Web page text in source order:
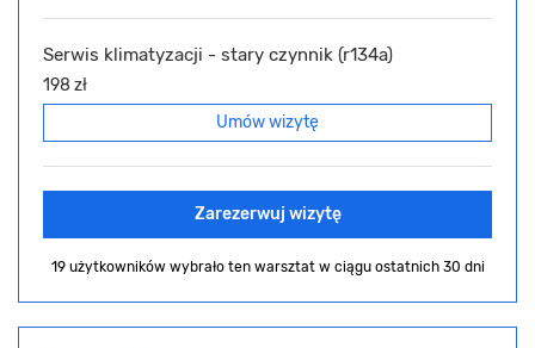
Serwis klimatyzacji - stary czynnik (r134a)
198 zł
Umów wizytę
Zarezerwuj wizytę
19 użytkowników wybrało ten warsztat w ciągu ostatnich 30 dni